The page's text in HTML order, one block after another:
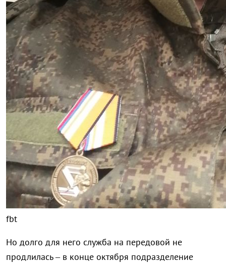
fbt
Но долго для него служба на передовой не
продлилась – в конце октября подразделение